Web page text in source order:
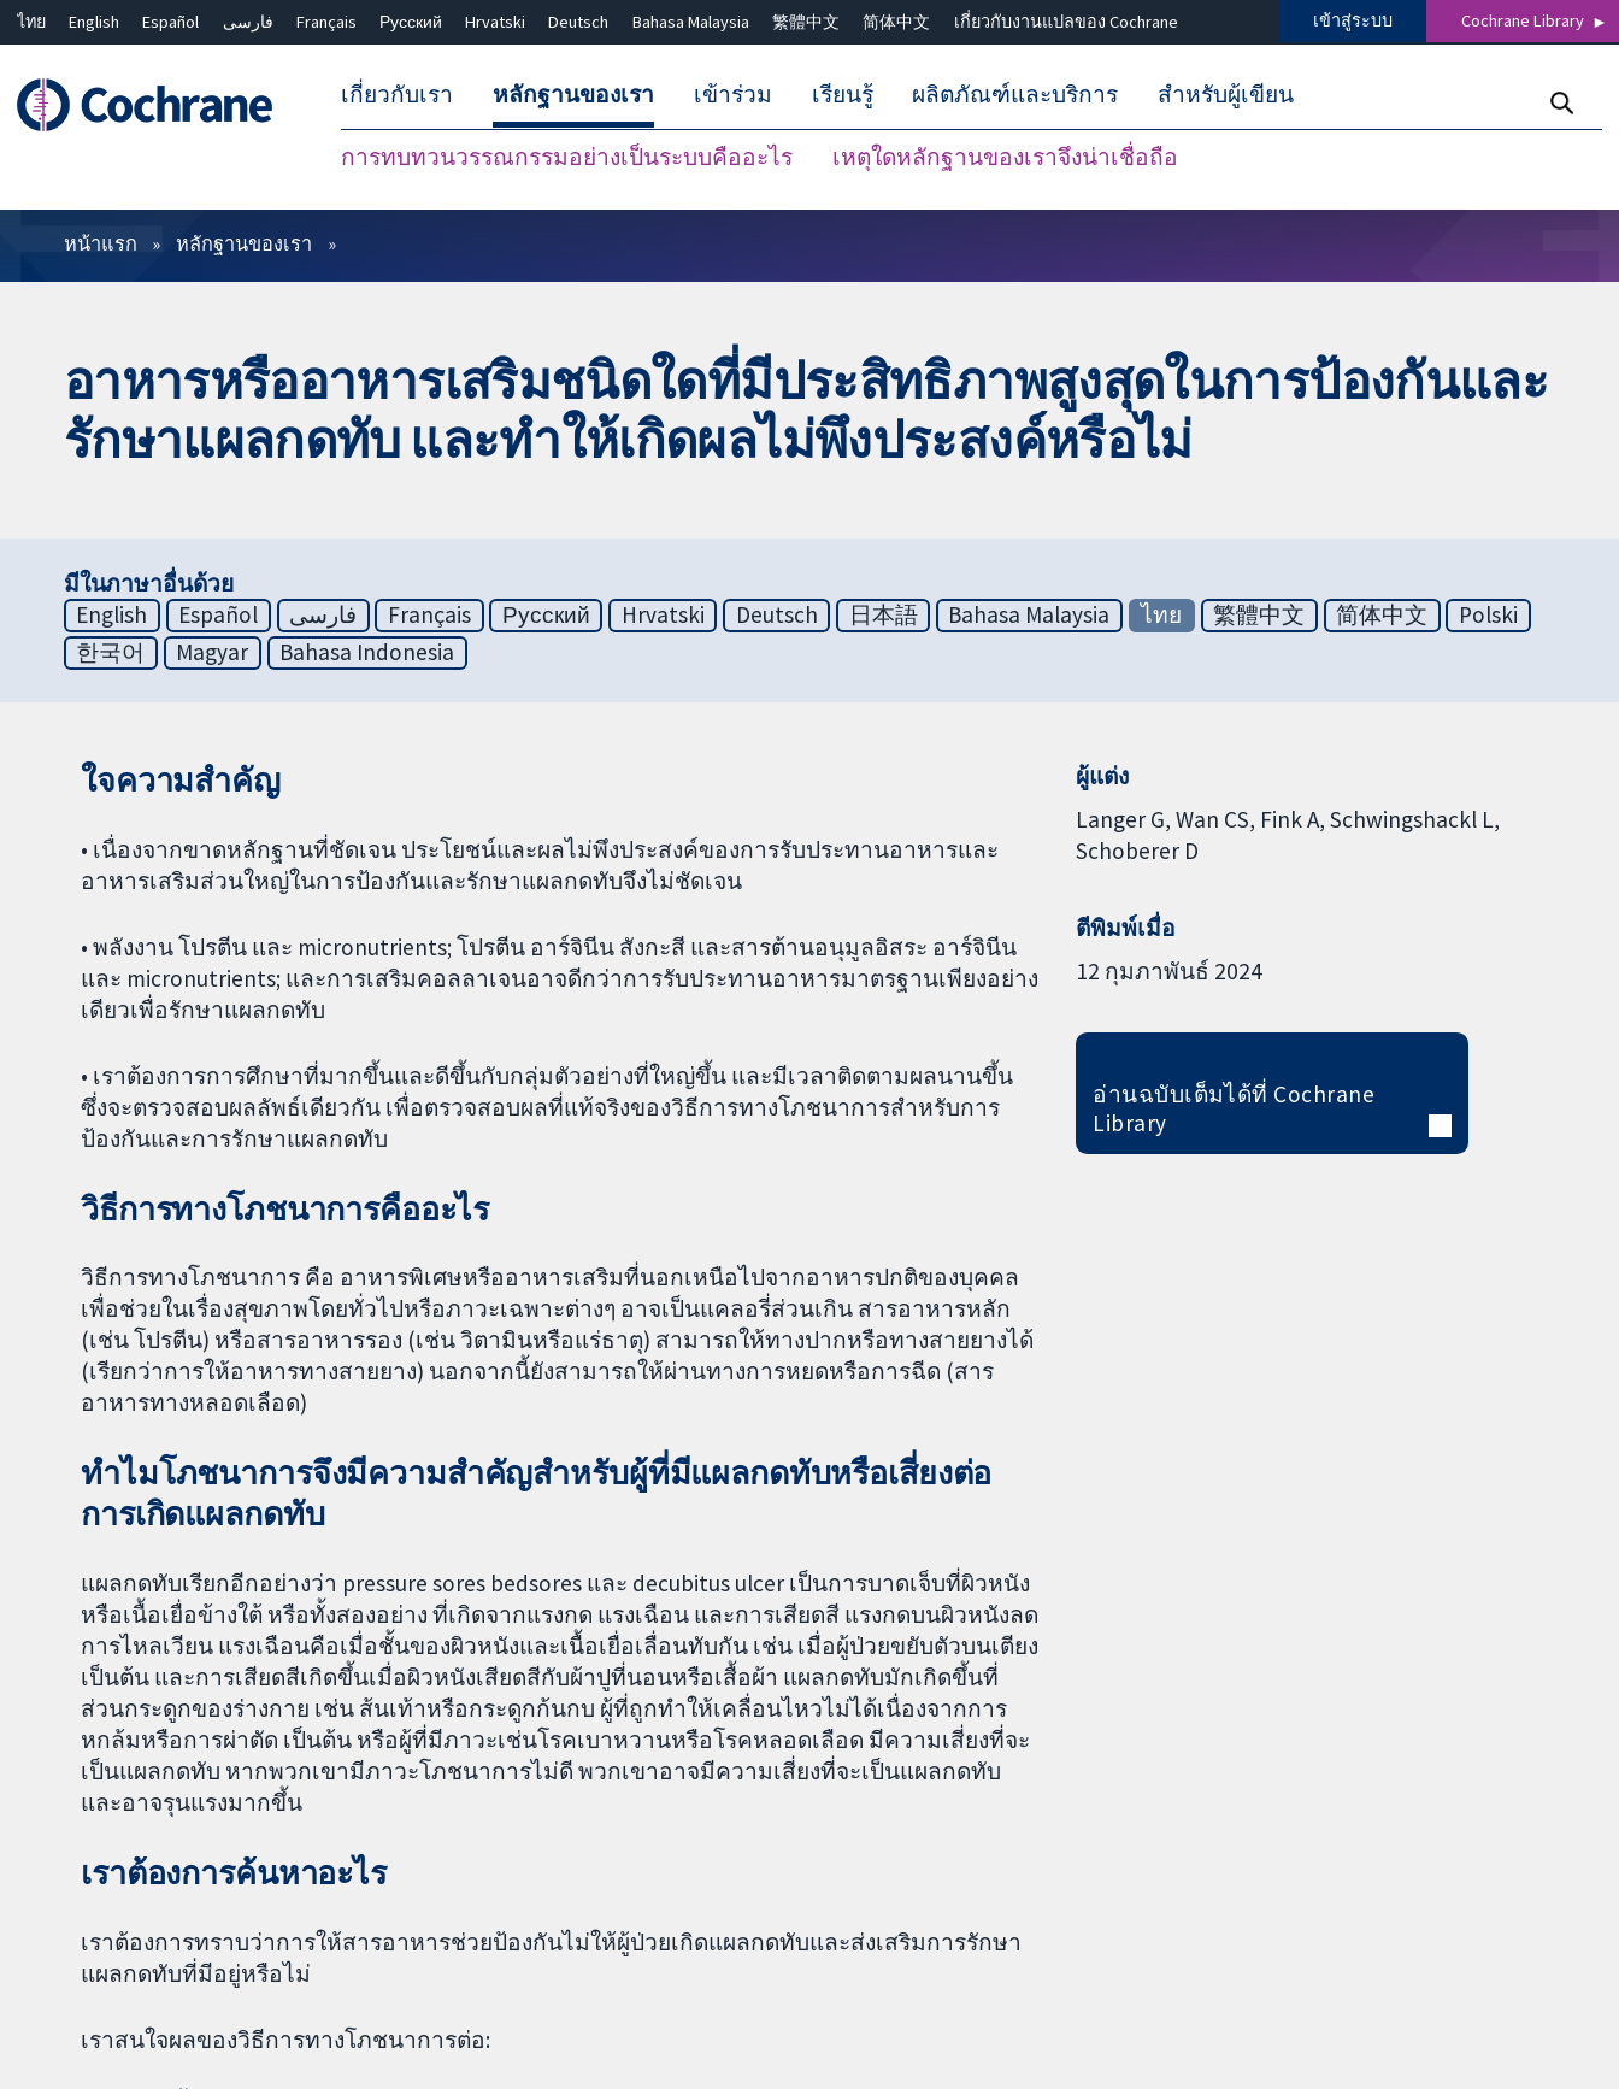
ไทย English Español فارسی Français Русский Hrvatski Deutsch Bahasa Malaysia 繁體中文 简体中文 เกี่ยวกับงานแปลของ Cochrane เข้าสู่ระบบ Cochrane Library
เกี่ยวกับเรา หลักฐานของเรา
การทบทวนวรรณกรรมอย่างเป็นระบบคืออะไร เหตุใดหลักฐานของเราจึงน่าเชื่อถือ
เข้าร่วม เรียนรู้ ผลิตภัณฑ์และบริการ สำหรับผู้เขียน
ตัวกรอง
หน้าแรก หลักฐานของเรา
อาหารหรืออาหารเสริมชนิดใดที่มีประสิทธิภาพสูงสุดในการป้องกันและ
รักษาแผลกดทับ และทำให้เกิดผลไม่พึงประสงค์หรือไม่
มีในภาษาอื่นด้วย
English
Español فارسی Français Русский Hrvatski Deutsch 日本語 Bahasa Malaysia ไทย 繁體中文 简体中文
Polski
한국어
Magyar Bahasa Indonesia
ใจความสำคัญ
• เนื่องจากขาดหลักฐานที่ชัดเจน ประโยชน์และผลไม่พึงประสงค์ของการรับประทานอาหารและ
อาหารเสริมส่วนใหญ่ในการป้องกันและรักษาแผลกดทับจึงไม่ชัดเจน
• พลังงาน โปรตีน และ micronutrients; โปรตีน อาร์จินีน สังกะสี และสารต้านอนุมูลอิสระ อาร์จินีน
และ micronutrients; และการเสริมคอลลาเจนอาจดีกว่าการรับประทานอาหารมาตรฐานเพียงอย่าง
เดียวเพื่อรักษาแผลกดทับ
• เราต้องการการศึกษาที่มากขึ้นและดีขึ้นกับกลุ่มตัวอย่างที่ใหญ่ขึ้น และมีเวลาติดตามผลนานขึ้น
ซึ่งจะตรวจสอบผลลัพธ์เดียวกัน เพื่อตรวจสอบผลที่แท้จริงของวิธีการทางโภชนาการสำหรับการ
ป้องกันและการรักษาแผลกดทับ
วิธีการทางโภชนาการคืออะไร
วิธีการทางโภชนาการ คือ อาหารพิเศษหรืออาหารเสริมที่นอกเหนือไปจากอาหารปกติของบุคคล
เพื่อช่วยในเรื่องสุขภาพโดยทั่วไปหรือภาวะเฉพาะต่างๆ อาจเป็นแคลอรี่ส่วนเกิน สารอาหารหลัก
(เช่น โปรตีน) หรือสารอาหารรอง (เช่น วิตามินหรือแร่ธาตุ) สามารถให้ทางปากหรือทางสายยางได้
(เรียกว่าการให้อาหารทางสายยาง) นอกจากนี้ยังสามารถให้ผ่านทางการหยดหรือการฉีด (สาร
อาหารทางหลอดเลือด)
ทำไมโภชนาการจึงมีความสำคัญสำหรับผู้ที่มีแผลกดทับหรือเสี่ยงต่อ
การเกิดแผลกดทับ
แผลกดทับเรียกอีกอย่างว่า pressure sores bedsores และ decubitus ulcer เป็นการบาดเจ็บที่ผิวหนัง
หรือเนื้อเยื่อข้างใต้ หรือทั้งสองอย่าง ที่เกิดจากแรงกด แรงเฉือน และการเสียดสี แรงกดบนผิวหนังลด
การไหลเวียน แรงเฉือนคือเมื่อชั้นของผิวหนังและเนื้อเยื่อเลื่อนทับกัน เช่น เมื่อผู้ป่วยขยับตัวบนเตียง
เป็นต้น และการเสียดสีเกิดขึ้นเมื่อผิวหนังเสียดสีกับผ้าปูที่นอนหรือเสื้อผ้า แผลกดทับมักเกิดขึ้นที่
ส่วนกระดูกของร่างกาย เช่น ส้นเท้าหรือกระดูกก้นกบ ผู้ที่ถูกทำให้เคลื่อนไหวไม่ได้เนื่องจากการ
หกล้มหรือการผ่าตัด เป็นต้น หรือผู้ที่มีภาวะเช่นโรคเบาหวานหรือโรคหลอดเลือด มีความเสี่ยงที่จะ
เป็นแผลกดทับ หากพวกเขามีภาวะโภชนาการไม่ดี พวกเขาอาจมีความเสี่ยงที่จะเป็นแผลกดทับ
และอาจรุนแรงมากขึ้น
เราต้องการค้นหาอะไร
เราต้องการทราบว่าการให้สารอาหารช่วยป้องกันไม่ให้ผู้ป่วยเกิดแผลกดทับและส่งเสริมการรักษา
แผลกดทับที่มีอยู่หรือไม่
เราสนใจผลของวิธีการทางโภชนาการต่อ:
ผู้แต่ง
Langer G Wan CS Fink A Schwingshackl L
Schoberer D
ตีพิมพ์เมื่อ
12 กุมภาพันธ์ 2024
อ่านฉบับเต็มได้ที่ Cochrane
Library